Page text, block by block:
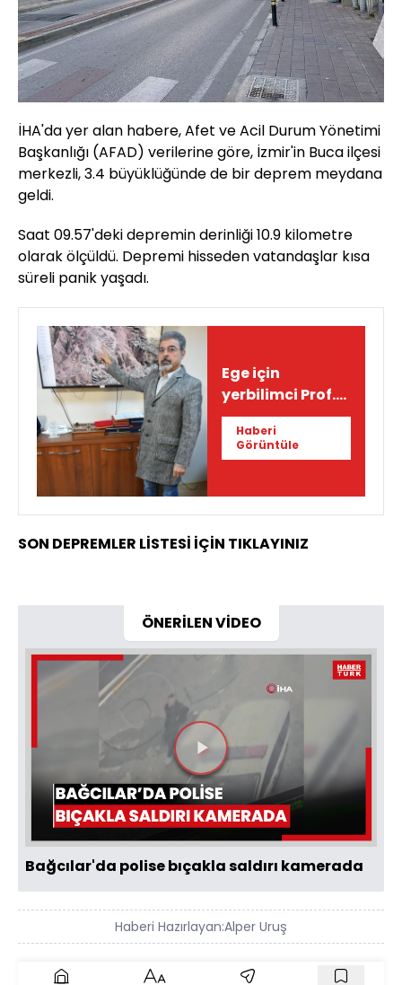
İHA'da yer alan habere, Afet ve Acil Durum Yönetimi
Başkanlığı (AFAD) verilerine göre, İzmir'in Buca ilçesi
merkezli, 3.4 büyüklüğünde de bir deprem meydana
geldi.
Saat 09.57'deki depremin derinliği 10.9 kilometre
olarak ölçüldü. Depremi hisseden vatandaşlar kısa
süreli panik yaşadı.
Ege için
yerbilimci Prof.
Dr. Hasan
Sözbilir'den
tsunami uyarısı!
Haberi
Görüntüle
SON DEPREMLER LİSTESİ İÇİN TIKLAYINIZ
ÖNERİLEN VİDEO
Videoyu
Oynat
Bağcılar'da polise bıçakla saldırı kamerada
Haberi Hazırlayan:Alper Uruş